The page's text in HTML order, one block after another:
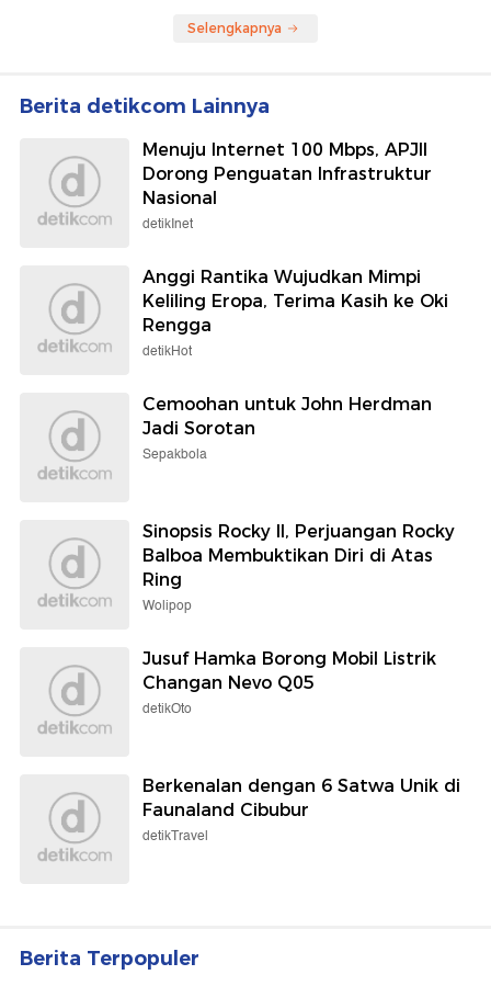
Selengkapnya
Berita detikcom Lainnya
Menuju Internet 100 Mbps, APJII
Dorong Penguatan Infrastruktur
Nasional
detikInet
Anggi Rantika Wujudkan Mimpi
Keliling Eropa, Terima Kasih ke Oki
Rengga
detikHot
Cemoohan untuk John Herdman
Jadi Sorotan
Sepakbola
Sinopsis Rocky II, Perjuangan Rocky
Balboa Membuktikan Diri di Atas
Ring
Wolipop
Jusuf Hamka Borong Mobil Listrik
Changan Nevo Q05
detikOto
Berkenalan dengan 6 Satwa Unik di
Faunaland Cibubur
detikTravel
Berita Terpopuler